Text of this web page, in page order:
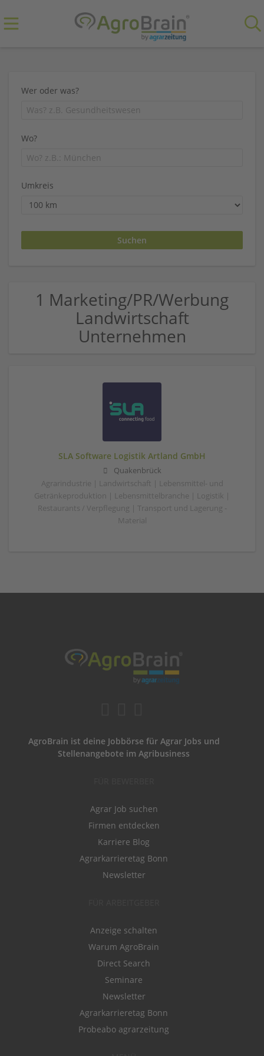
Wer oder was?
Wo?
Umkreis
1 Marketing/PR/Werbung
Landwirtschaft
Unternehmen
SLA Software Logistik Artland GmbH
Quakenbrück
Agrarindustrie | Landwirtschaft | Lebensmittel- und
Getränkeproduktion | Lebensmittelbranche | Logistik |
Restaurants / Verpflegung | Transport und Lagerung -
Material
AgroBrain ist deine Jobbörse für Agrar Jobs und
Stellenangebote im Agribusiness
Agrar Job suchen
Firmen entdecken
Karriere Blog
Agrarkarrieretag Bonn
Newsletter
Anzeige schalten
Warum AgroBrain
Direct Search
Seminare
Newsletter
Agrarkarrieretag Bonn
Probeabo agrarzeitung